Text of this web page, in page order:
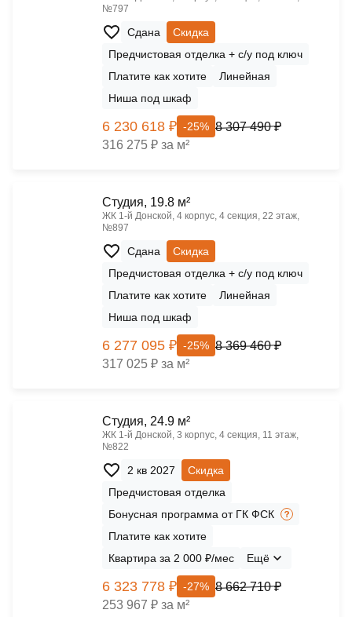
№797
Сдана
Скидка
Предчистовая отделка + с/у под ключ
Платите как хотите
Линейная
Ниша под шкаф
6 230 618 ₽ -25% 8 307 490 ₽
316 275 ₽ за м²
Cтудия, 19.8 м²
ЖК 1‑й Донской, 4 корпус, 4 секция, 22 этаж,
№897
Сдана
Скидка
Предчистовая отделка + с/у под ключ
Платите как хотите
Линейная
Ниша под шкаф
6 277 095 ₽ -25% 8 369 460 ₽
317 025 ₽ за м²
Cтудия, 24.9 м²
ЖК 1‑й Донской, 3 корпус, 4 секция, 11 этаж,
№822
2 кв 2027
Скидка
Предчистовая отделка
Бонусная программа от ГК ФСК
Платите как хотите
Квартира за 2 000 ₽/мес
Ещё
6 323 778 ₽ -27% 8 662 710 ₽
253 967 ₽ за м²